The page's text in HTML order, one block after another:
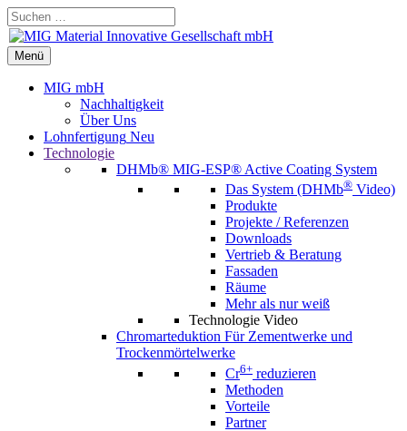
Zum
Inhalt
springen
Suchen …
Menü
Menü
MIG mbH
Nachhaltigkeit
Über Uns
Lohnfertigung Neu
Technologie
DHMb® MIG-ESP® Active Coating System
Das System (DHMb® Video)
Produkte
Projekte / Referenzen
Downloads
Vertrieb & Beratung
Fassaden
Räume
Mehr als nur weiß
Technologie Video
Chromarteduktion Für Zementwerke und
Trockenmörtelwerke
Cr6+ reduzieren
Methoden
Vorteile
Partner